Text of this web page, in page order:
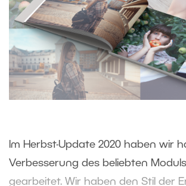
Im Herbst-Update 2020 haben wir
Verbesserung des beliebten Moduls
gearbeitet. Wir haben den Stil der